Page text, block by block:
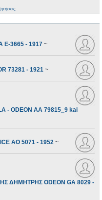
3665 - 1917 ~
73281 - 1921 ~
- ODEON AA 79815_9 kai
AO 5071 - 1952 ~
ΔΗΜΗΤΡΗΣ ODEON GA 8029 -